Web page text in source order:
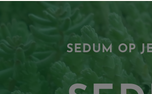
SEDUM OP